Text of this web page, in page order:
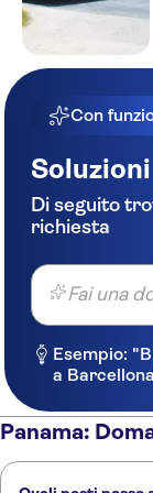
Con
Di seguito
richiesta
Fai una
Esempio:
a
Panama: